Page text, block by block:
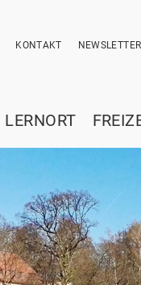
KONTAKT NEWSLETTER
LERNORT